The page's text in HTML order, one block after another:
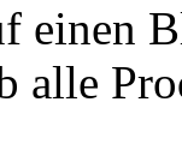
einen
alle